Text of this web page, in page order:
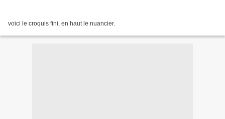
voici le croquis fini, en haut le nuancier.